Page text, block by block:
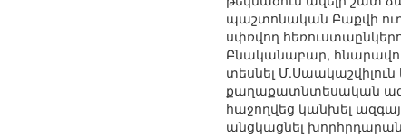
պաշտոնական Բաքվի
սփռվող
Բնականաբար,
տեսնել
քաղաքատնտեսական
հաջողվեց կանխել
անցկացնել